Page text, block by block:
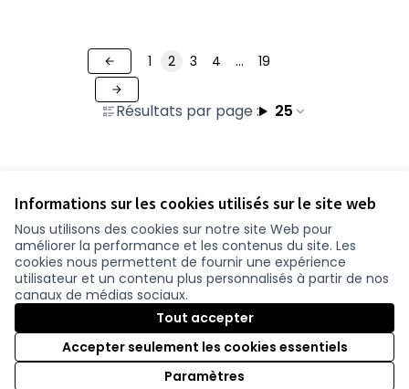
Informations sur les cookies utilisés sur le site web
Nous utilisons des cookies sur notre site Web pour
améliorer la performance et les contenus du site. Les
cookies nous permettent de fournir une expérience
utilisateur et un contenu plus personnalisés à partir de nos
canaux de médias sociaux.
Tout accepter
Accepter seulement les cookies essentiels
Paramètres
Résultats par page : 25
1 2 3 4 … 19
Conditions d'utilisation
Paramètres des cookies
participer.loire-atlantique.fr sur Facebook
(Nouvelle fenêtre)
participer.loire-atlantique.fr sur Instagram
(Nouvelle fenêtre)
participer.loire-atlantique.fr sur YouTube
(Nouvelle fenêtre)
Licence
(Nouvelle